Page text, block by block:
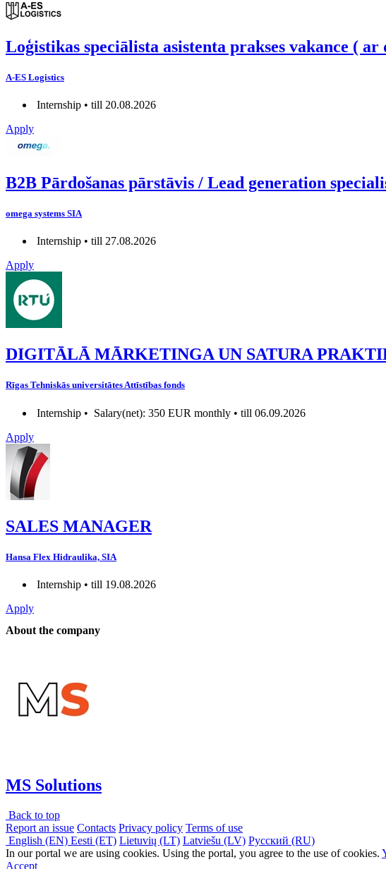
Loģistikas speciālista asistenta prakses vakance ( ar
A-ES Logistics
Internship • till 20.08.2026
Apply
B2B Pārdošanas pārstāvis / Lead generation
omega systems SIA
Internship • till 27.08.2026
Apply
DIGITĀLĀ MĀRKETINGA UN SATURA
Rīgas Tehniskās universitātes Attīstības fonds
Internship • Salary(net): 350 EUR monthly • till 06.09.2026
Apply
SALES MANAGER
Hansa Flex Hidraulika, SIA
Internship • till 19.08.2026
Apply
About the company
MS Solutions
Back to top
Report an issue Contacts Privacy policy Terms of use
English (EN) Eesti (ET) Lietuvių (LT) Latviešu (LV) Русский (RU)
In our portal we are using cookies. Using the portal, you agree to the use of cookies.
Accept